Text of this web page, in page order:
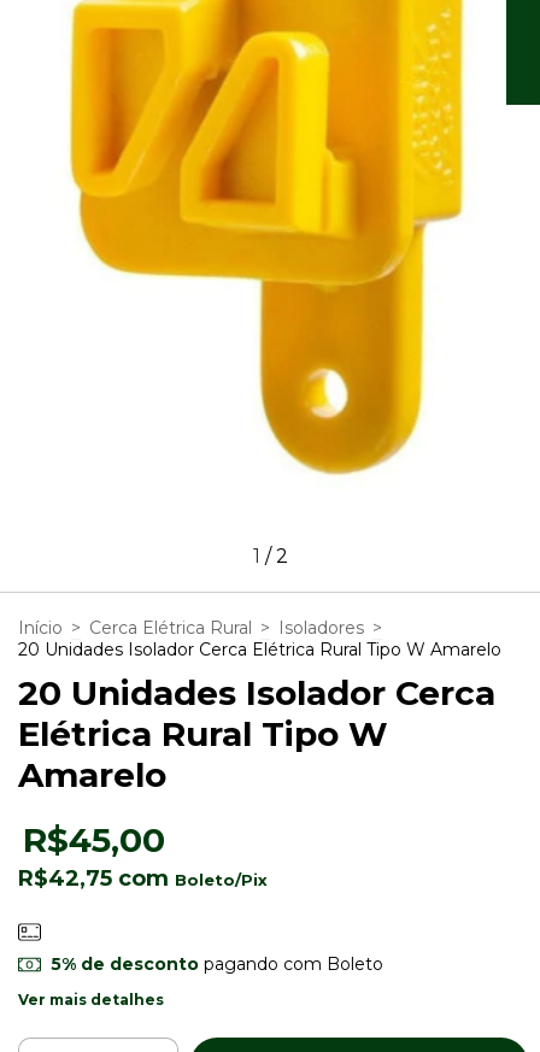
1 /2
Início > Cerca Elétrica Rural > Isoladores >
20 Unidades Isolador Cerca Elétrica Rural Tipo W Amarelo
20 Unidades Isolador Cerca
Elétrica Rural Tipo W
Amarelo
R$45,00
R$42,75 com
5% de descontopagando com Boleto
Ver mais detalhes